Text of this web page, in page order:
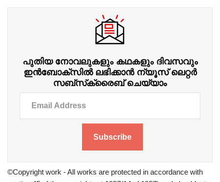
പുതിയ നോവലുകളും കഥകളും ദിവസവും
ഇന്‍ബോക്‌സില്‍ ലഭിക്കാന്‍ ന്യൂസ് ലെറ്റർ
സബ്‌സ്‌ക്രൈബ് ചെയ്യാം
Subscribe
©Copyright work - All works are protected in accordance with